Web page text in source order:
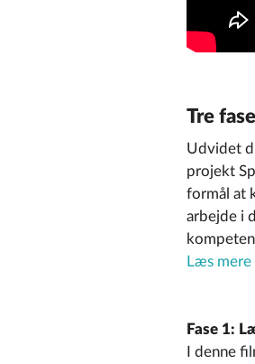
Tre
Udvidet
projekt
formål at
arbejde i
Læs mere
Fase 1:
I denne